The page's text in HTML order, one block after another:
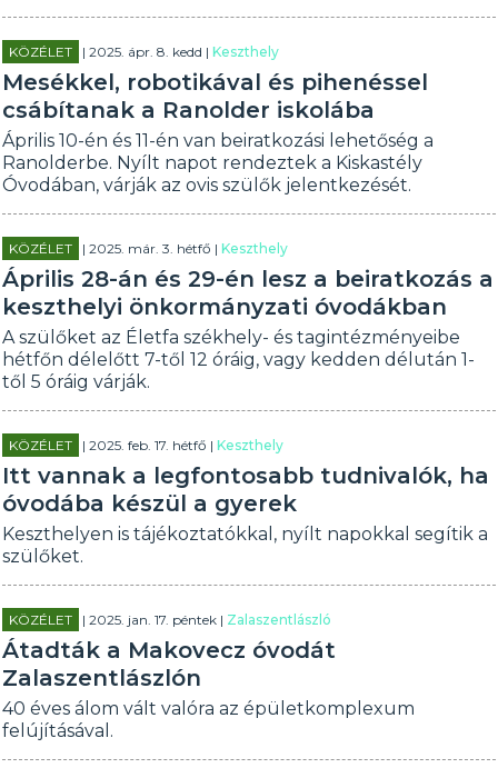
KÖZÉLET | 2025. ápr. 8. kedd |Keszthely
Mesékkel, robotikával és pihenéssel
csábítanak a Ranolder iskolába
Április 10-én és 11-én van beiratkozási lehetőség a
Ranolderbe. Nyílt napot rendeztek a Kiskastély
Óvodában, várják az ovis szülők jelentkezését.
KÖZÉLET | 2025. már. 3. hétfő |Keszthely
Április 28-án és 29-én lesz a beiratkozás a
keszthelyi önkormányzati óvodákban
A szülőket az Életfa székhely- és tagintézményeibe
hétfőn délelőtt 7-től 12 óráig, vagy kedden délután 1-
től 5 óráig várják.
KÖZÉLET | 2025. feb. 17. hétfő |Keszthely
Itt vannak a legfontosabb tudnivalók, ha
óvodába készül a gyerek
Keszthelyen is tájékoztatókkal, nyílt napokkal segítik a
szülőket.
KÖZÉLET | 2025. jan. 17. péntek | Zalaszentlászló
Átadták a Makovecz óvodát
Zalaszentlászlón
40 éves álom vált valóra az épületkomplexum
felújításával.